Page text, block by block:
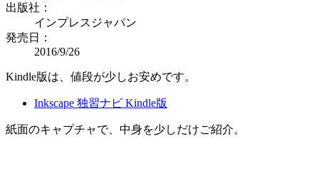
出版社：
インプレスジャパン
発売日：
2016/9/26
Kindle版は、値段が少しお安めです。
Inkscape 独習ナビ Kindle版
紙面のキャプチャで、中身を少しだけご紹介。